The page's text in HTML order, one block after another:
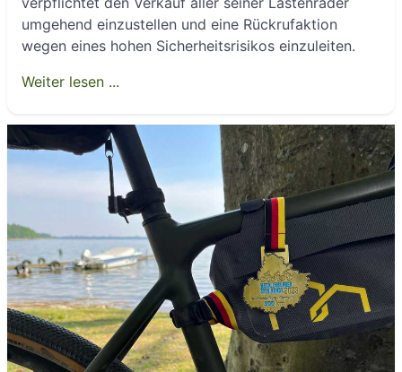
umgehend einzustellen und eine Rückrufaktion
wegen eines hohen Sicherheitsrisikos einzuleiten.
Weiter lesen ...